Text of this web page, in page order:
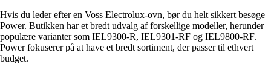
Hvis du leder efter en Voss Electrolux-ovn, bør du helt sikkert besøge
Power. Butikken har et bredt udvalg af forskellige modeller, herunder
populære varianter som IEL9300-R, IEL9301-RF og IEL9800-RF.
Power fokuserer på at have et bredt sortiment, der passer til ethvert
budget.